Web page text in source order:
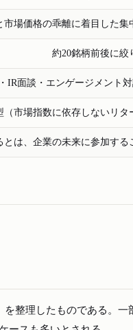
市場価格の乖離に着目した集
約20銘柄前後に絞
IR面談・エンゲージメント
市場指数に依存しないリタ
とは、企業の未来に参加する
を整理したものである。一